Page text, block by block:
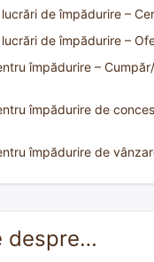
de împădurire –
de împădurire –
împădurire –
împădurire de
împădurire de
despre…